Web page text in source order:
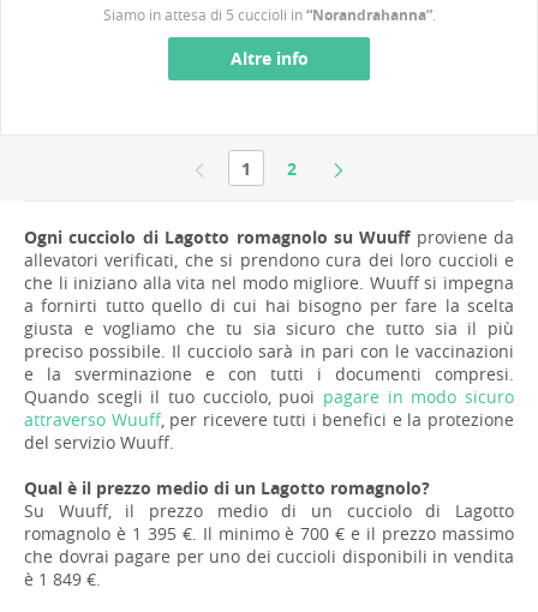
Siamo in attesa di 5 cuccioli in“Norandrahanna”.
Altre info
1 2
Ogni cucciolo di Lagotto romagnolo su Wuuffproviene da
allevatori verificati, che si prendono cura dei loro cuccioli e
che li iniziano alla vita nel modo migliore. Wuuff si impegna
a fornirti tutto quello di cui hai bisogno per fare la scelta
giusta e vogliamo che tu sia sicuro che tutto sia il più
preciso possibile. Il cucciolo sarà in pari con le vaccinazioni
e la sverminazione e con tutti i documenti compresi.
Quando scegli il tuo cucciolo, puoi pagare in modo sicuro
attraverso Wuuff, per ricevere tutti i benefici e la protezione
del servizio Wuuff.
Qual è il prezzo medio di un Lagotto romagnolo?
Su Wuuff, il prezzo medio di un cucciolo di Lagotto
romagnolo è 1 395 €. Il minimo è 700 € e il prezzo massimo
che dovrai pagare per uno dei cuccioli disponibili in vendita
è 1 849 €.